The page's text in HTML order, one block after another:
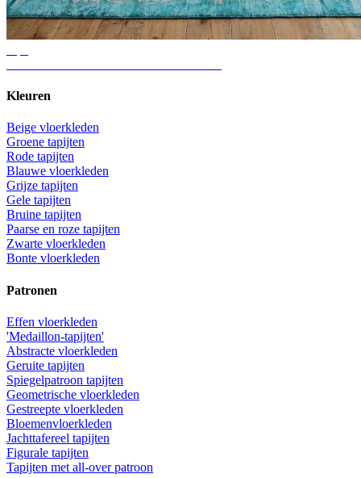
Kleuren
Beige vloerkleden
Groene tapijten
Rode tapijten
Blauwe vloerkleden
Grijze tapijten
Gele tapijten
Bruine tapijten
Paarse en roze tapijten
Zwarte vloerkleden
Bonte vloerkleden
Patronen
Effen vloerkleden
'Medaillon-tapijten'
Abstracte vloerkleden
Geruite tapijten
Spiegelpatroon tapijten
Geometrische vloerkleden
Gestreepte vloerkleden
Bloemenvloerkleden
Jachttafereel tapijten
Figurale tapijten
Tapijten met all-over patroon